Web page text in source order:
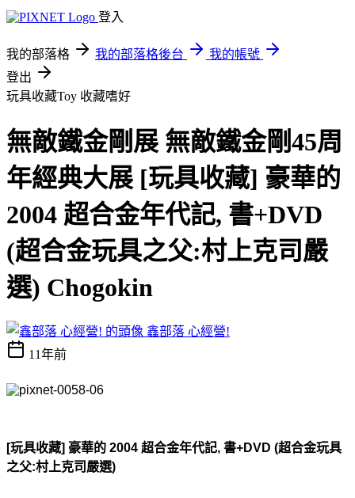
登入
我的部落格 我的部落格後台
我的帳號
登出
玩具收藏Toy 收藏嗜好
無敵鐵金剛展 無敵鐵金剛45周
年經典大展 [玩具收藏] 豪華的
2004 超合金年代記, 書+DVD
(超合金玩具之父:村上克司嚴
選) Chogokin
鑫部落 心經營!
11年前
[玩具收藏] 豪華的 2004 超合金年代記, 書+DVD (超合金玩具
之父:村上克司嚴選)